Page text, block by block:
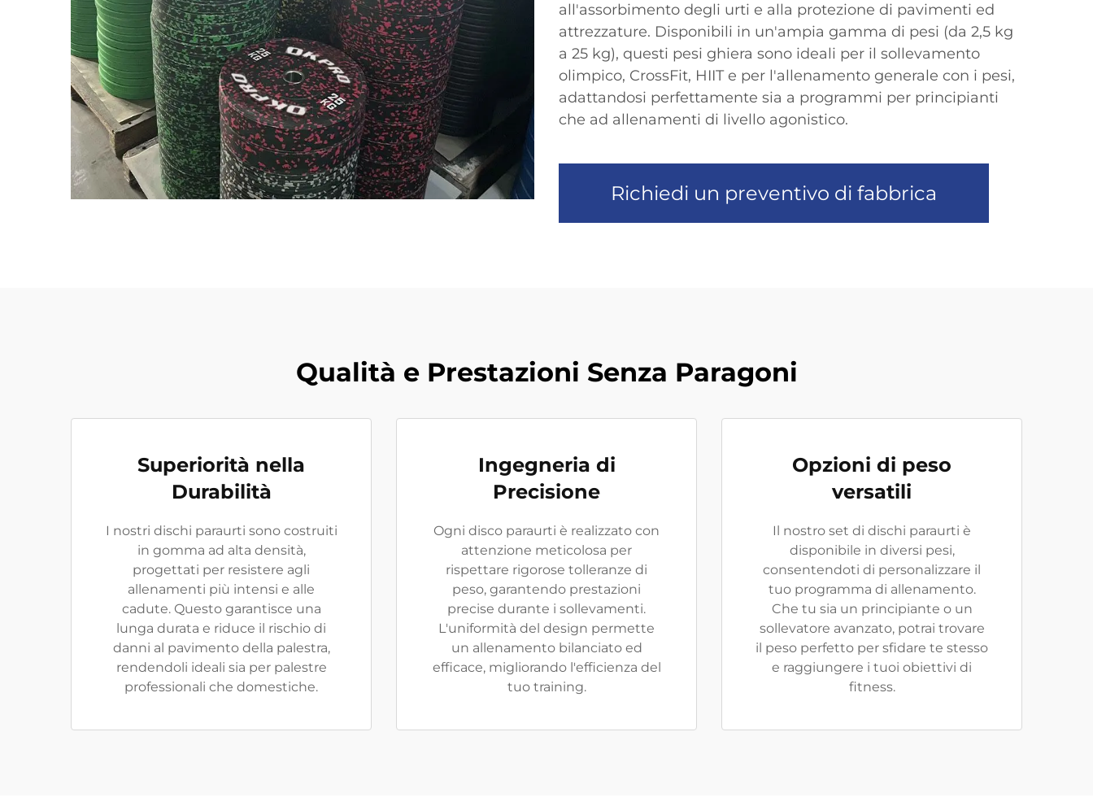
all'assorbimento degli urti e alla protezione di pavimenti ed
attrezzature. Disponibili in un'ampia gamma di pesi (da 2,5 kg
a 25 kg), questi pesi ghiera sono ideali per il sollevamento
olimpico, CrossFit, HIIT e per l'allenamento generale con i pesi,
adattandosi perfettamente sia a programmi per principianti
che ad allenamenti di livello agonistico.
Richiedi un preventivo di fabbrica
Qualità e Prestazioni Senza Paragoni
Superiorità nella
Durabilità
I nostri dischi paraurti sono costruiti
in gomma ad alta densità,
progettati per resistere agli
allenamenti più intensi e alle
cadute. Questo garantisce una
lunga durata e riduce il rischio di
danni al pavimento della palestra,
rendendoli ideali sia per palestre
professionali che domestiche.
Ingegneria di
Precisione
Ogni disco paraurti è realizzato con
attenzione meticolosa per
rispettare rigorose tolleranze di
peso, garantendo prestazioni
precise durante i sollevamenti.
L'uniformità del design permette
un allenamento bilanciato ed
efficace, migliorando l'efficienza del
tuo training.
Opzioni di peso
versatili
Il nostro set di dischi paraurti è
disponibile in diversi pesi,
consentendoti di personalizzare il
tuo programma di allenamento.
Che tu sia un principiante o un
sollevatore avanzato, potrai trovare
il peso perfetto per sfidare te stesso
e raggiungere i tuoi obiettivi di
fitness.